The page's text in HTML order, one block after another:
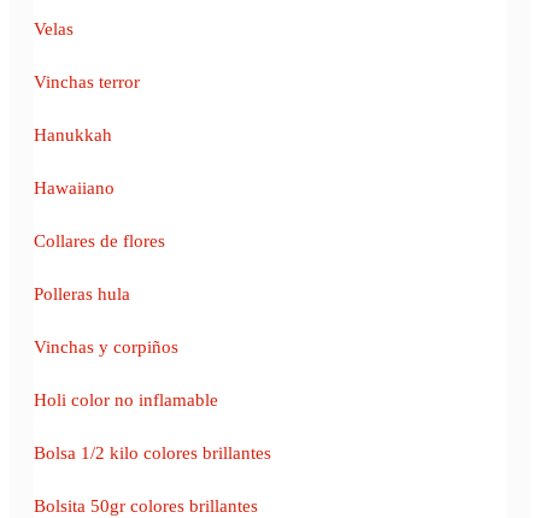
Velas
Vinchas terror
Hanukkah
Hawaiiano
Collares de flores
Polleras hula
Vinchas y corpiños
Holi color no inflamable
Bolsa 1/2 kilo colores brillantes
Bolsita 50gr colores brillantes